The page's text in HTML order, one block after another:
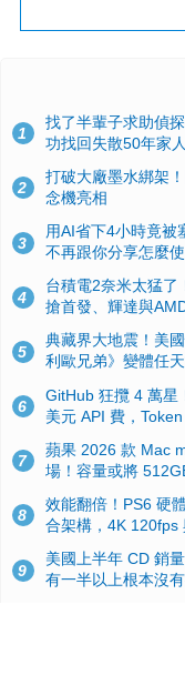
1
找了半輩子求助偵
功找回失散50年家人
2
打破大廠墨水綁架
念機亮相
3
用AI省下4小時竟被
不再跟你分享怎麼
4
台積電2奈米太猛
搶首發、輝達與
5
典藏界大地震！美
利歐兄弟》變體任
6
GitHub 狂攬 4 萬星
美元 API 費，
7
蘋果 2026 款 Mac
場！容量或將
8
效能翻倍！PS6 硬
合架構，4K 120fps
9
美國上半年 CD 銷
有一半以上根本沒